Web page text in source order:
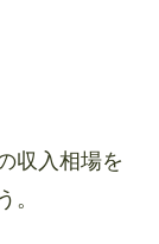
収入相場を
。